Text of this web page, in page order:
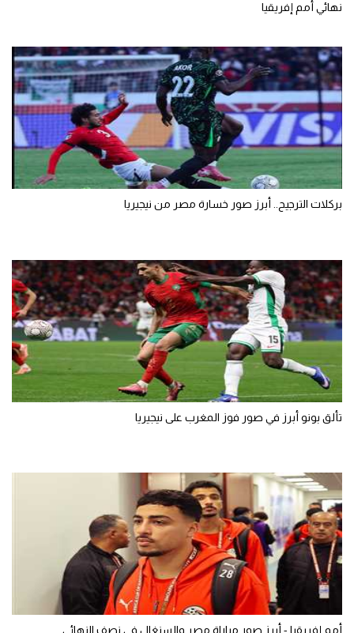
نهائي أمم إفريقيا
بركلات الترجيح.. أبرز صور خسارة مصر من نيجيريا
تألق بونو أبرز في صور فوز المغرب على نيجيريا
أمم إفريقيا - أبرز صور مباراة مصر والسنغال في نصف النهائي